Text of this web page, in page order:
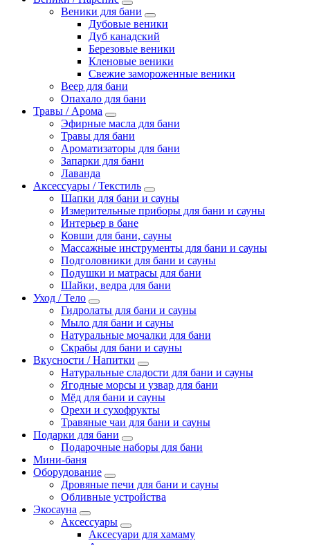
Веники для бани
Дубовые веники
Дуб канадский
Березовые веники
Кленовые веники
Свежие замороженные веники
Веер для бани
Опахало для бани
Травы / Арома
Эфирные масла для бани
Травы для бани
Ароматизаторы для бани
Запарки для бани
Лаванда
Аксессуары / Текстиль
Шапки для бани и сауны
Измерительные приборы для бани и сауны
Интерьер в бане
Ковши для бани, сауны
Массажные инструменты для бани и сауны
Подголовники для бани и сауны
Подушки и матрасы для бани
Шайки, ведра для бани
Уход / Тело
Гидролаты для бани и сауны
Мыло для бани и сауны
Натуральные мочалки для бани
Скрабы для бани и сауны
Вкусности / Напитки
Натуральные сладости для бани и сауны
Ягодные морсы и узвар для бани
Мёд для бани и сауны
Орехи и сухофрукты
Травяные чаи для бани и сауны
Подарки для бани
Подарочные наборы для бани
Мини-баня
Оборудование
Дровяные печи для бани и сауны
Обливные устройства
Экосауна
Аксессуары
Аксесуари для хамаму